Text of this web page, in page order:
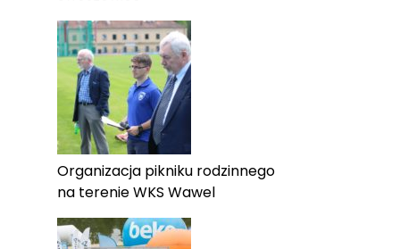
Organizacja pikniku rodzinnego
na terenie WKS Wawel